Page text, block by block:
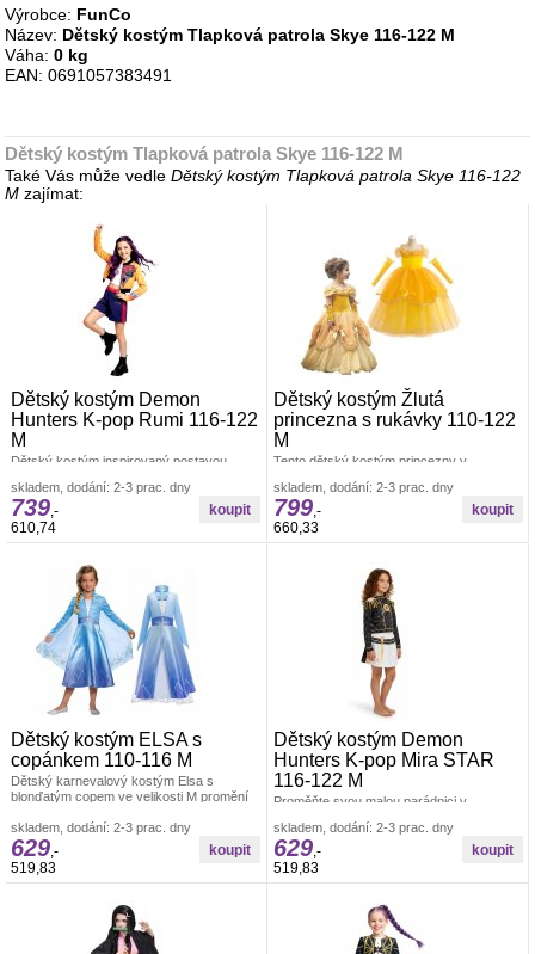
Výrobce: FunCo
Název: Dětský kostým Tlapková patrola Skye 116-122 M
Váha:0 kg
EAN: 0691057383491
Dětský kostým Tlapková patrola Skye 116-122 M
Také Vás může vedleDětský kostým Tlapková patrola Skye 116-122
M zajímat:
Dětský kostým Demon
Hunters K-pop Rumi 116-122
M
Dětský kostým inspirovaný postavou
stylu je skvělou volbou pro malé fanoušky
skladem, dodání: 2-3 prac. dny
739 ,-
610,74
Dětský kostým Žlutá
princezna s rukávky 110-122
M
Tento dětský kostým princezny v
navržen tak, aby z každé malé holčičky
skladem, dodání: 2-3 prac. dny
799,-
660,33
Dětský kostým ELSA s
copánkem 110-116 M
Dětský karnevalový kostým Elsa s
blonďatým copem ve velikosti M promění
skladem, dodání: 2-3 prac. dny
629 ,-
519,83
Dětský kostým Demon
Hunters K-pop Mira STAR
116-122 M
Proměňte svou malou parádnici v
originální kostým v ikonickém K-pop stylu
je
skladem, dodání: 2-3 prac. dny
629,-
519,83